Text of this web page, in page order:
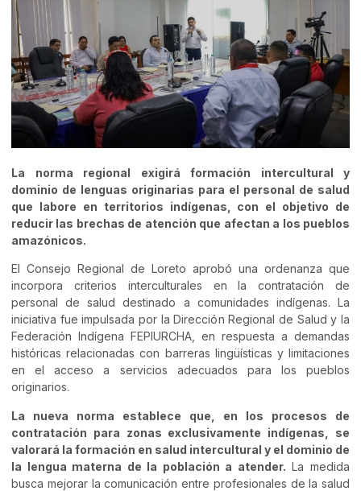
La norma regional exigirá formación intercultural y
dominio de lenguas originarias para el personal de salud
que labore en territorios indígenas, con el objetivo de
reducir las brechas de atención que afectan a los pueblos
amazónicos.
El Consejo Regional de Loreto aprobó una ordenanza que
incorpora criterios interculturales en la contratación de
personal de salud destinado a comunidades indígenas. La
iniciativa fue impulsada por la Dirección Regional de Salud y la
Federación Indígena FEPIURCHA, en respuesta a demandas
históricas relacionadas con barreras lingüísticas y limitaciones
en el acceso a servicios adecuados para los pueblos
originarios.
La nueva norma establece que, en los procesos de
contratación para zonas exclusivamente indígenas, se
valorará la formación en salud intercultural y el dominio de
la lengua materna de la población a atender. La medida
busca mejorar la comunicación entre profesionales de la salud